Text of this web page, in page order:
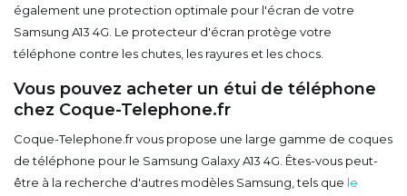
également une protection optimale pour l'écran de votre
Samsung A13 4G. Le protecteur d'écran protège votre
téléphone contre les chutes, les rayures et les chocs.
Vous pouvez acheter un étui de téléphone
chez Coque-Telephone.fr
Coque-Telephone.fr vous propose une large gamme de coques
de téléphone pour le Samsung Galaxy A13 4G. Êtes-vous peut-
être à la recherche d'autres modèles Samsung, tels que le